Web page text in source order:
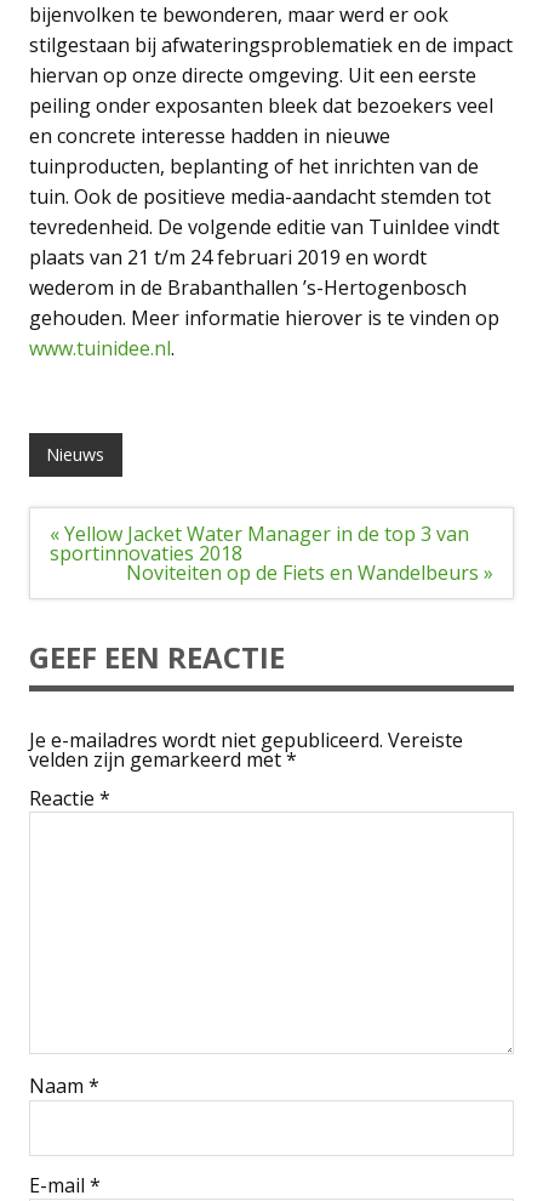
bijenvolken te bewonderen, maar werd er ook
stilgestaan bij afwateringsproblematiek en de impact
hiervan op onze directe omgeving. Uit een eerste
peiling onder exposanten bleek dat bezoekers veel
en concrete interesse hadden in nieuwe
tuinproducten, beplanting of het inrichten van de
tuin. Ook de positieve media-aandacht stemden tot
tevredenheid. De volgende editie van TuinIdee vindt
plaats van 21 t/m 24 februari 2019 en wordt
wederom in de Brabanthallen ’s-Hertogenbosch
gehouden. Meer informatie hierover is te vinden op
www.tuinidee.nl.
Nieuws
Bericht
navigatie
« Yellow Jacket Water Manager in de top 3 van
sportinnovaties 2018
Noviteiten op de Fiets en Wandelbeurs »
GEEF EEN REACTIE
Je e-mailadres wordt niet gepubliceerd. Vereiste
velden zijn gemarkeerd met*
Reactie *
Naam *
E-mail *